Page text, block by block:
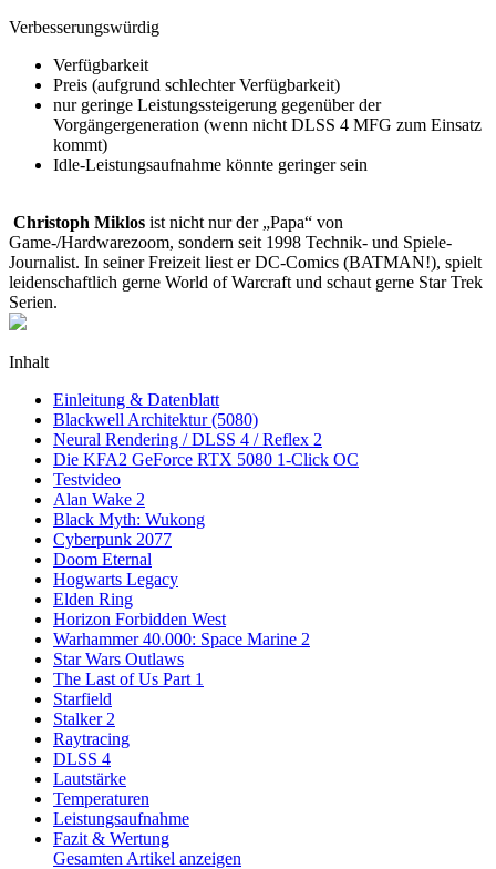
Verbesserungswürdig
Verfügbarkeit
Preis (aufgrund schlechter Verfügbarkeit)
nur geringe Leistungssteigerung gegenüber der
Vorgängergeneration (wenn nicht DLSS 4 MFG zum Einsatz
kommt)
Idle-Leistungsaufnahme könnte geringer sein
Christoph Miklos ist nicht nur der „Papa“ von
Game-/Hardwarezoom, sondern seit 1998 Technik- und Spiele-
Journalist. In seiner Freizeit liest er DC-Comics (BATMAN!), spielt
leidenschaftlich gerne World of Warcraft und schaut gerne Star Trek
Serien.
Inhalt
Einleitung & Datenblatt
Blackwell Architektur (5080)
Neural Rendering / DLSS 4 / Reflex 2
Die KFA2 GeForce RTX 5080 1-Click OC
Testvideo
Alan Wake 2
Black Myth: Wukong
Cyberpunk 2077
Doom Eternal
Hogwarts Legacy
Elden Ring
Horizon Forbidden West
Warhammer 40.000: Space Marine 2
Star Wars Outlaws
The Last of Us Part 1
Starfield
Stalker 2
Raytracing
DLSS 4
Lautstärke
Temperaturen
Leistungsaufnahme
Fazit & Wertung
Gesamten Artikel anzeigen